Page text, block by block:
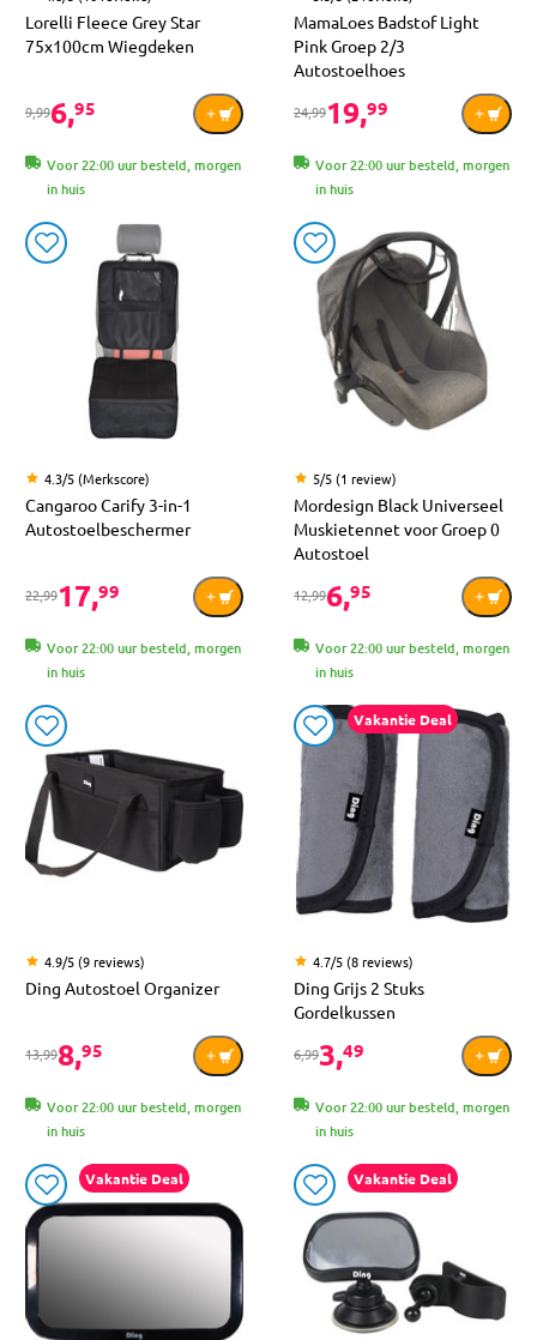
Lorelli Fleece Grey Star
75x100cm Wiegdeken
9,996,95
Voor 22:00 uur besteld, morgen
in huis
MamaLoes Badstof Light
Pink Groep 2/3
Autostoelhoes
24,9919,99
Voor 22:00 uur besteld, morgen
in huis
4.3/5 (Merkscore)
Cangaroo Carify 3-in-1
Autostoelbeschermer
22,9917,99
Voor 22:00 uur besteld, morgen
in huis
5/5 (1 review)
Mordesign Black Universeel
Muskietennet voor Groep 0
Autostoel
12,996,95
Voor 22:00 uur besteld, morgen
in huis
4.9/5 (9 reviews)
Ding Autostoel Organizer
13,998,95
Voor 22:00 uur besteld, morgen
in huis
Vakantie Deal
4.7/5 (8 reviews)
Ding Grijs 2 Stuks
Gordelkussen
6,993,49
Voor 22:00 uur besteld, morgen
in huis
Vakantie Deal Vakantie Deal